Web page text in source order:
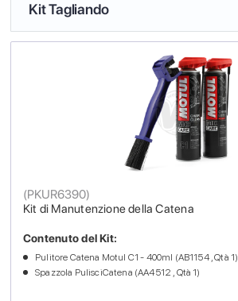
Kit Tagliando
Kit di Manutenzione della Catena
(PKUR6390)
Contenuto del Kit:
Pulitore Catena Motul C1 - 400ml (AB1154 , Qtà 1)
Spazzola PulisciCatena (AA4512 , Qtà 1)